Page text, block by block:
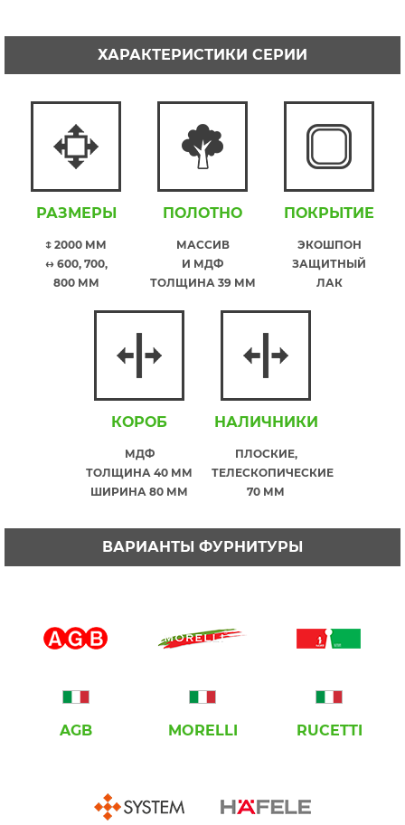
ХАРАКТЕРИСТИКИ СЕРИИ
РАЗМЕРЫ
↕ 2000 ММ
↔ 600, 700,
800 ММ
ПОЛОТНО
МАССИВ
И МДФ
ТОЛЩИНА 39 ММ
ПОКРЫТИЕ
ЭКОШПОН
ЗАЩИТНЫЙ
ЛАК
КОРОБ
МДФ
ТОЛЩИНА 40 ММ
ШИРИНА 80 ММ
НАЛИЧНИКИ
ПЛОСКИЕ,
ТЕЛЕСКОПИЧЕСКИЕ
70 ММ
ВАРИАНТЫ ФУРНИТУРЫ
AGB MORELLI RUCETTI